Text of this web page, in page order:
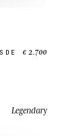
€ 2.700
Legendary